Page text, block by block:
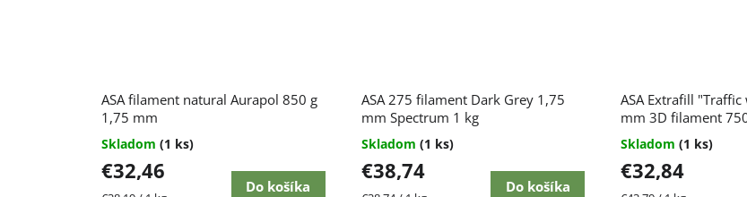
ASA filament natural Aurapol 850 g
1,75 mm
Skladom (1 ks)
€32,46
Do košíka
ASA 275 filament Dark Grey 1,75
mm Spectrum 1 kg
hodnotenie
produktu
5,0
z
Skladom (1 ks)
€38,74
Do košíka
ASA Extrafill
mm 3D filament
Skladom (1 ks)
€32,84